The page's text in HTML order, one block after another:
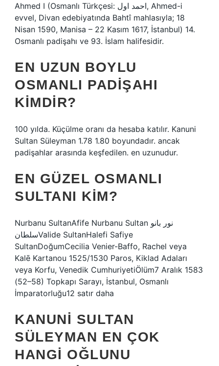
Ahmed I (Osmanlı Türkçesi: احمد اول, Ahmed-i
evvel, Divan edebiyatında Bahtî mahlasıyla; 18
Nisan 1590, Manisa – 22 Kasım 1617, İstanbul) 14.
Osmanlı padişahı ve 93. İslam halifesidir.
EN UZUN BOYLU
OSMANLI PADIŞAHI
KIMDIR?
100 yılda. Küçülme oranı da hesaba katılır. Kanuni
Sultan Süleyman 1.78 1.80 boyundadır. ancak
padişahlar arasında keşfedilen. en uzunudur.
EN GÜZEL OSMANLI
SULTANI KIM?
Nurbanu SultanAfife Nurbanu Sultan نور بانو
سلطانValide SultanHalefi Safiye
SultanDoğumCecilia Venier-Baffo, Rachel veya
Kalē Kartanou 1525/1530 Paros, Kiklad Adaları
veya Korfu, Venedik CumhuriyetiÖlüm7 Aralık 1583
(52–58) Topkapı Sarayı, İstanbul, Osmanlı
İmparatorluğu12 satır daha
KANUNI SULTAN
SÜLEYMAN EN ÇOK
HANGI OĞLUNU